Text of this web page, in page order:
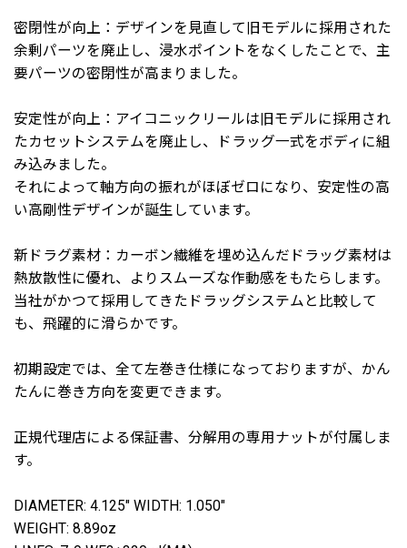
密閉性が向上：デザインを見直して旧モデルに採用された
余剰パーツを廃止し、浸水ポイントをなくしたことで、主
要パーツの密閉性が高まりました。
安定性が向上：アイコニックリールは旧モデルに採用され
たカセットシステムを廃止し、ドラッグ一式をボディに組
み込みました。
それによって軸方向の振れがほぼゼロになり、安定性の高
い高剛性デザインが誕生しています。
新ドラグ素材：カーボン繊維を埋め込んだドラッグ素材は
熱放散性に優れ、よりスムーズな作動感をもたらします。
当社がかつて採用してきたドラッグシステムと比較して
も、飛躍的に滑らかです。
初期設定では、全て左巻き仕様になっておりますが、かん
たんに巻き方向を変更できます。
正規代理店による保証書、分解用の専用ナットが付属しま
す。
DIAMETER: 4.125" WIDTH: 1.050"
WEIGHT: 8.89oz